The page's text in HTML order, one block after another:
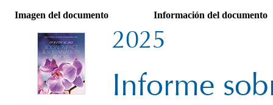
Imagen del documento Información del documento
2025
Informe